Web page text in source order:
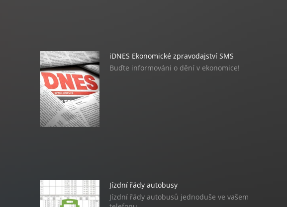
iDNES Ekonomické zpravodajství SMS
Buďte informováni o dění v ekonomice!
Jízdní řády autobusy
Jízdní řády autobusů jednoduše ve vašem